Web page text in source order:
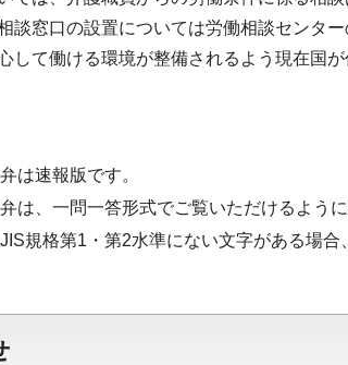
談窓口の設置については労働相談センタ
して働ける環境が整備されるよう現在国
は速報版です。
弁は、一問一答形式でご覧いただけるよう
規格第1・第2水準にない文字がある場